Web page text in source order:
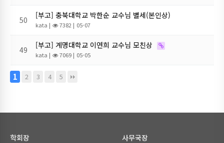
50 [부고] 충북대학교 박한순 교수님 별세(본인상)
kata | 7382 | 05-07
49 [부고] 계명대학교 이연희 교수님 모친상
kata | 7069 | 05-05
1 2 3 4 5
학회장 사무국장